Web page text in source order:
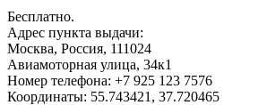
Бесплатно.
Адрес пункта выдачи:
Москва, Россия, 111024
Авиамоторная улица, 34к1
Номер телефона: +7 925 123 7576
Координаты: 55.743421, 37.720465